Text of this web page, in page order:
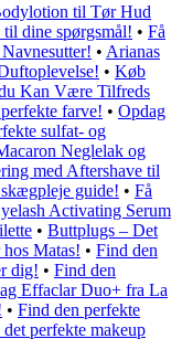
til Tør Hud
dine spørgsmål! • Få
• Arianas
• Køb
Kan Være Tilfreds
farve! • Opdag
sulfat- og
Neglelak og
med Aftershave til
guide! • Få
Activating Serum
• Buttplugs – Det
Matas! • Find den
dig! • Find den
Effaclar Duo+ fra La
• Find den perfekte
perfekte makeup